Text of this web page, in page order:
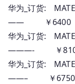
华为_订货:
—— ￥6400
华为_订货:
———- ￥8100
华为_订货:
——– ￥6750